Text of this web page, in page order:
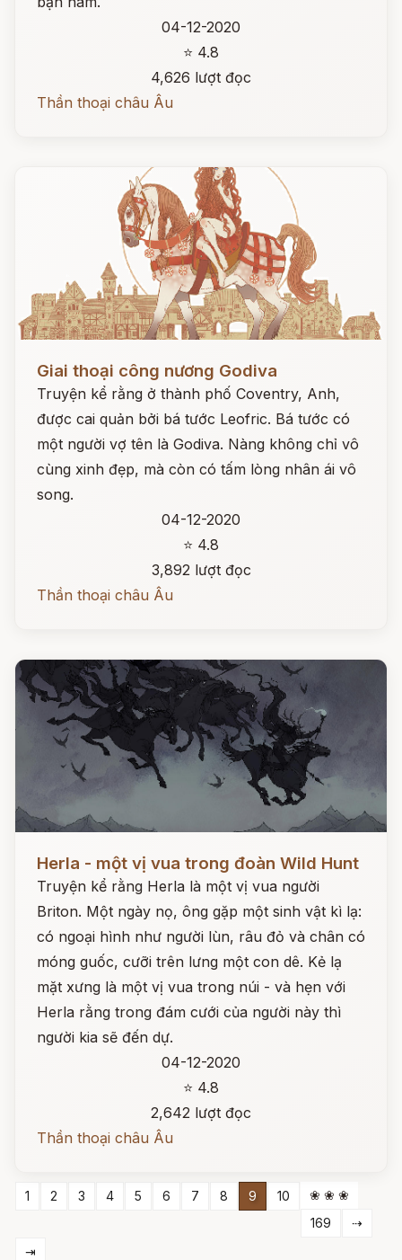
04-12-2020
⭐ 4.8
4,626 lượt đọc
Thần thoại châu Âu
Giai thoại công nương Godiva
Truyện kể rằng ở thành phố Coventry, Anh,
được cai quản bởi bá tước Leofric. Bá tước có
một người vợ tên là Godiva. Nàng không chỉ vô
cùng xinh đẹp, mà còn có tấm lòng nhân ái vô
song.
04-12-2020
⭐ 4.8
3,892 lượt đọc
Thần thoại châu Âu
Herla - một vị vua trong đoàn Wild Hunt
Truyện kể rằng Herla là một vị vua người
Briton. Một ngày nọ, ông gặp một sinh vật kì lạ:
có ngoại hình như người lùn, râu đỏ và chân có
móng guốc, cưỡi trên lưng một con dê. Kẻ lạ
mặt xưng là một vị vua trong núi - và hẹn với
Herla rằng trong đám cưới của người này thì
người kia sẽ đến dự.
04-12-2020
⭐ 4.8
2,642 lượt đọc
Thần thoại châu Âu
1 2 3 4 5 6 7 8 9 10
❀ ❀ ❀
169
⇢
⇥